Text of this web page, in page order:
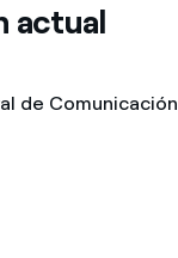
actual
de Comunicación